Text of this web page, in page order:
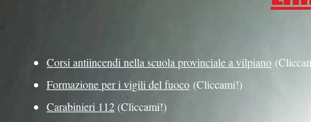
Corsi antiincendi nella scuola provinciale a vilpiano
Formazione per i vigili del fuoco (Cliccami!)
Carabinieri 112(Cliccami!)